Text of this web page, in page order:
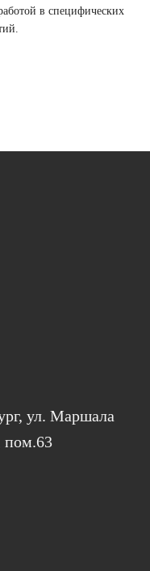
в специфических
ул. Маршала
пом.63